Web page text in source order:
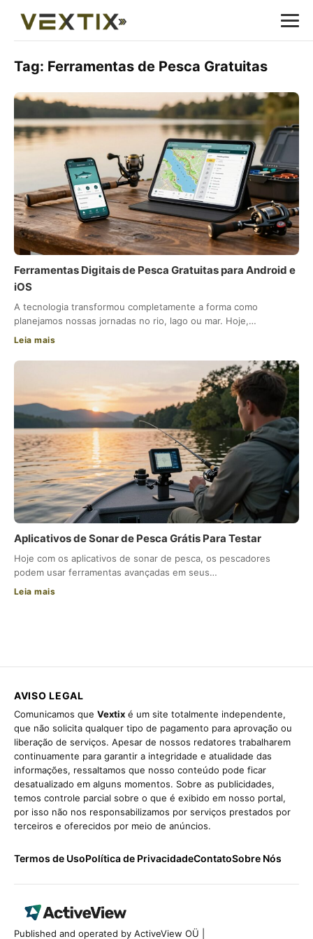
Tag: Ferramentas de Pesca Gratuitas
Ferramentas Digitais de Pesca Gratuitas para Android e
iOS
A tecnologia transformou completamente a forma como
planejamos nossas jornadas no rio, lago ou mar. Hoje,…
Leia mais
Aplicativos de Sonar de Pesca Grátis Para Testar
Hoje com os aplicativos de sonar de pesca, os pescadores
podem usar ferramentas avançadas em seus…
Leia mais
AVISO LEGAL
Comunicamos que Vextix é um site totalmente independente,
que não solicita qualquer tipo de pagamento para aprovação ou
liberação de serviços. Apesar de nossos redatores trabalharem
continuamente para garantir a integridade e atualidade das
informações, ressaltamos que nosso conteúdo pode ficar
desatualizado em alguns momentos. Sobre as publicidades,
temos controle parcial sobre o que é exibido em nosso portal,
por isso não nos responsabilizamos por serviços prestados por
terceiros e oferecidos por meio de anúncios.
Termos de UsoPolítica de PrivacidadeContatoSobre Nós
Published and operated by ActiveView OÜ |